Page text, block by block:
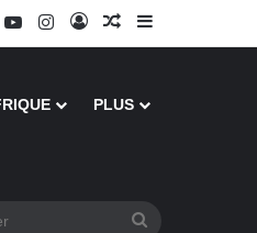
YouTubeInstagramConnexion
Article Aléatoire
Sidebar
PLUS